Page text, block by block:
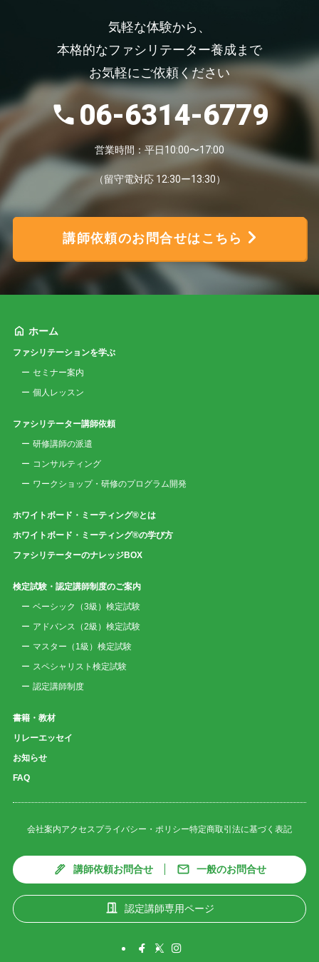
気軽な体験から、
本格的なファシリテーター養成まで
お気軽にご依頼ください
06-6314-6779
営業時間：平日10:00〜17:00
（留守電対応 12:30ー13:30）
講師依頼のお問合せはこちら
ホーム
ファシリテーションを学ぶ
セミナー案内
個人レッスン
ファシリテーター講師依頼
研修講師の派遣
コンサルティング
ワークショップ・研修のプログラム開発
ホワイトボード・ミーティング®とは
ホワイトボード・ミーティング®の学び方
ファシリテーターのナレッジBOX
検定試験・認定講師制度のご案内
ベーシック（3級）検定試験
アドバンス（2級）検定試験
マスター（1級）検定試験
スペシャリスト検定試験
認定講師制度
書籍・教材
リレーエッセイ
お知らせ
FAQ
会社案内アクセスプライバシー・ポリシー特定商取引法に基づく表記
講師依頼お問合せ 一般のお問合せ
認定講師専用ページ